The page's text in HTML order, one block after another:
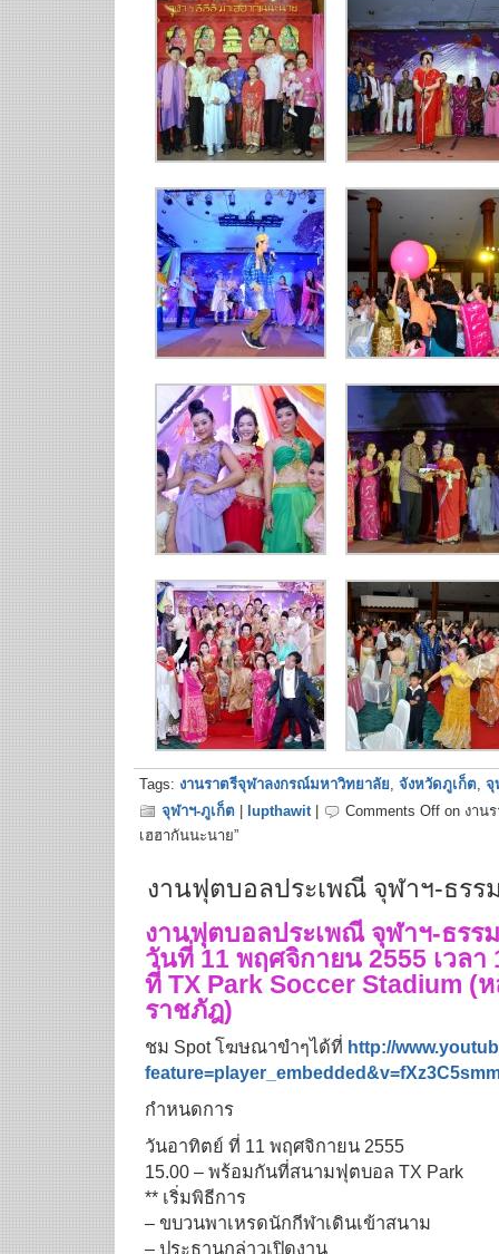
Tags: งานราตรีจุฬาลงกรณ์มหาวิทยาลัย, จังหวัดภูเก็ต, จุ
จุฬาฯ-ภูเก็ต
lupthawit| Comments Off on งาน
เฮฮากันนะนาย”
งานฟุตบอลประเพณี จุฬาฯ-ธรร
งานฟุตบอลประเพณี จุฬาฯ-ธรร
วันที่ 11 พฤศจิกายน 2555 เวลา
ที่ TX Park Soccer Stadium (
ราชภัฎ)
ชม Spot โฆษณาขำๆได้ที่ http://
feature=player_embedded&v=
กำหนดการ
วันอาทิตย์ ที่ 11 พฤศจิกายน 2555
15.00 – พร้อมกันที่สนามฟุตบอล TX Park
** เริ่มพิธีการ
– ขบวนพาเหรดนักกีฬาเดินเข้าสนาม
– ประธานกล่าวเปิดงาน